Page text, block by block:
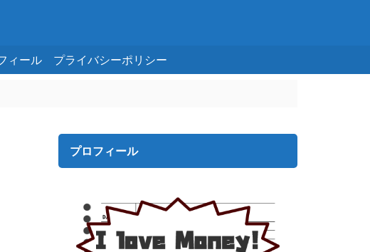
ィール プライバシーポリシー
プロフィール